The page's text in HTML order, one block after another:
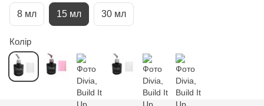
8 мл 15 мл 30 мл
Колір